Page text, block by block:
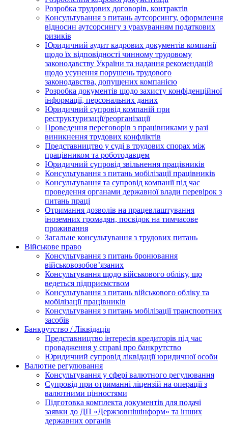
Розробка трудових договорів, контрактів
Консультування з питань аутсорсингу, оформлення
відносин аутсорсингу з урахуванням податкових
ризиків
Юридичний аудит кадрових документів компанії
щодо їх відповідності чинному трудовому
законодавству України та надання рекомендацій
щодо усунення порушень трудового
законодавства, допущених компанією
Розробка документів щодо захисту конфіденційної
інформації, персональних даних
Юридичний супровід компаній при
реструктуризації/реорганізації
Проведення переговорів з працівниками у разі
виникнення трудових конфліктів
Представництво у суді в трудових спорах між
працівником та роботодавцем
Юридичний супровід звільнення працівників
Консультування з питань мобілізації працівників
Консультування та супровід компанії під час
проведення органами державної влади перевірок з
питань праці
Отримання дозволів на працевлаштування
іноземних громадян, посвідок на тимчасове
проживання
Загальне консультування з трудових питань
Військове право
Консультування з питань бронювання
військовозобов’язаних
Консультування щодо військового обліку, що
ведеться підприємством
Консультування з питань військового обліку та
мобілізації працівників
Консультування з питань мобілізації транспортних
засобів
Банкрутство / Ліквідація
Представництво інтересів кредиторів під час
провадження у справі про банкрутство
Юридичний супровід ліквідації юридичної особи
Валютне регулювання
Консультування у сфері валютного регулювання
Супровід при отриманні ліцензій на операції з
валютними цінностями
Підготовка комплекта документів для подачі
заявки до ДП «Держзовнішінформ» та інших
державних органів